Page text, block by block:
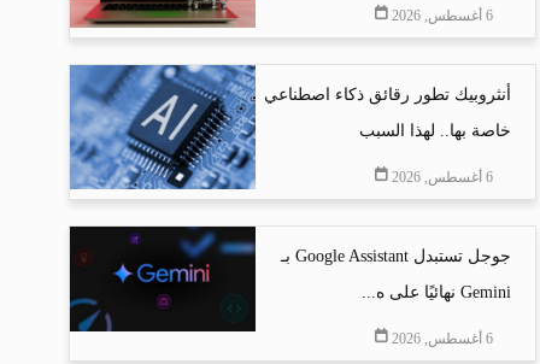
6 أغسطس, 2026
أنثروبيك تطور رقائق ذكاء اصطناعي
خاصة بها.. لهذا السبب
6 أغسطس, 2026
جوجل تستبدل Google Assistant بـ
Gemini نهائيًا على ه...
6 أغسطس, 2026